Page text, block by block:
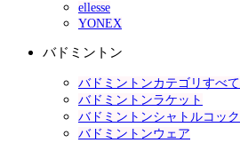
ellesse
YONEX
バドミントン
バドミントンカテゴリすべて
バドミントンラケット
バドミントンシャトルコック
バドミントンウェア